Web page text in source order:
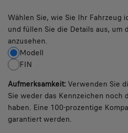
Wählen Sie, wie Sie Ihr Fahrzeug
und füllen Sie die Details aus, um
anzusehen.
Modell
FIN
Aufmerksamkeit: Verwenden Sie
Sie weder das Kennzeichen noch
haben. Eine 100-prozentige
garantiert werden.